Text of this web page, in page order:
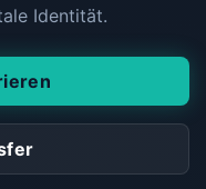
Identität.